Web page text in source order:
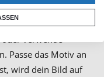
diese mit
Passe das Motiv an
wird dein Bild auf